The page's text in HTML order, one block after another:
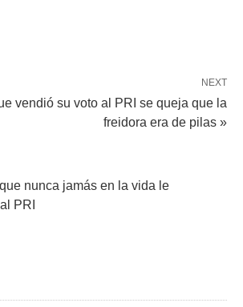
NEXT
vendió su voto al PRI se queja que la
freidora era de pilas »
nunca jamás en la vida le
PRI